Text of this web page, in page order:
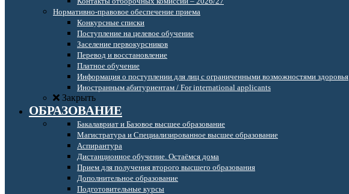
Нормативно-правовое обеспечение приема
Конкурсные списки
Поступление на целевое обучение
Заселение первокурсников
Перевод и восстановление
Платное обучение
Информация о поступлении для лиц с ограниченными возможностями здоровья
Иностранным абитуриентам / For international applicants
Закрыть
ОБРАЗОВАНИЕ
Бакалавриат и Базовое высшее образование
Магистратура и Специализированное высшее образование
Аспирантура
Дистанционное обучение. Остаёмся дома
Прием для получения второго высшего образования
Дополнительное образование
Подготовительные курсы